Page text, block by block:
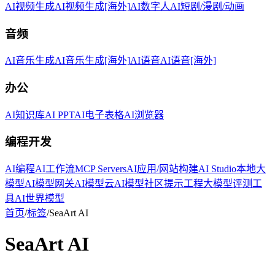
AI视频生成AI视频生成[海外]AI数字人AI短剧/漫剧/动画
音频
AI音乐生成AI音乐生成[海外]AI语音AI语音[海外]
办公
AI知识库AI PPTAI电子表格AI浏览器
编程开发
AI编程AI工作流MCP ServersAI应用/网站构建AI Studio本地大
模型AI模型网关AI模型云AI模型社区提示工程大模型评测工
具AI世界模型
首页/标签/SeaArt AI
SeaArt AI